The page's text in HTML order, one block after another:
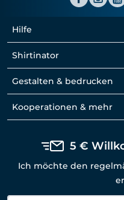
Hilfe
Shirtinator
Gestalten & bedrucken
Kooperationen & mehr
5 €
Ich möchte den